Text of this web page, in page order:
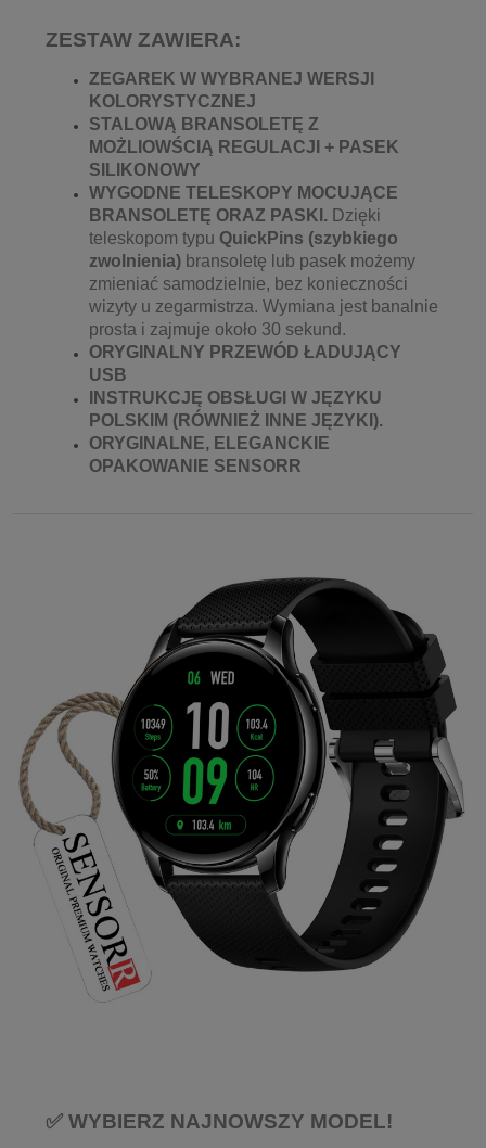
ZESTAW ZAWIERA:
ZEGAREK W WYBRANEJ WERSJI
KOLORYSTYCZNEJ
STALOWĄ BRANSOLETĘ Z
MOŻLIOWŚCIĄ REGULACJI + PASEK
SILIKONOWY
WYGODNE TELESKOPY MOCUJĄCE
BRANSOLETĘ ORAZ PASKI. Dzięki
teleskopom typu QuickPins (szybkiego
zwolnienia) bransoletę lub pasek możemy
zmieniać samodzielnie, bez konieczności
wizyty u zegarmistrza. Wymiana jest banalnie
prosta i zajmuje około 30 sekund.
ORYGINALNY PRZEWÓD ŁADUJĄCY
USB
INSTRUKCJĘ OBSŁUGI W JĘZYKU
POLSKIM (RÓWNIEŻ INNE JĘZYKI).
ORYGINALNE, ELEGANCKIE
OPAKOWANIE SENSORR
✅ WYBIERZ NAJNOWSZY MODEL!